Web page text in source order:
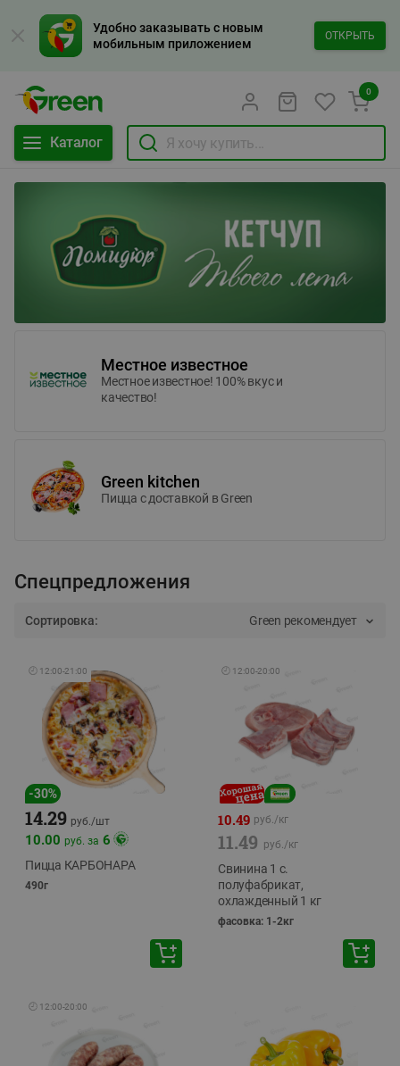
Удобно заказывать с новым
мобильным приложением
ОТКРЫТЬ
Каталог
0
Местное известное
Местное известное! 100% вкус и
качество!
Green kitchen
Пицца c доставкой в Green
Спецпредложения
Сортировка: Green рекомендует
🕘 12:00-21:00
-30%
14.29 руб./шт
10.00 руб. за 6
Пицца КАРБОНАРА
490г
🕘 12:00-20:00
10.49 руб./кг
11.49 руб./кг
Свинина 1 с.
полуфабрикат,
охлажденный 1 кг
фасовка: 1-2кг
🕘 12:00-20:00